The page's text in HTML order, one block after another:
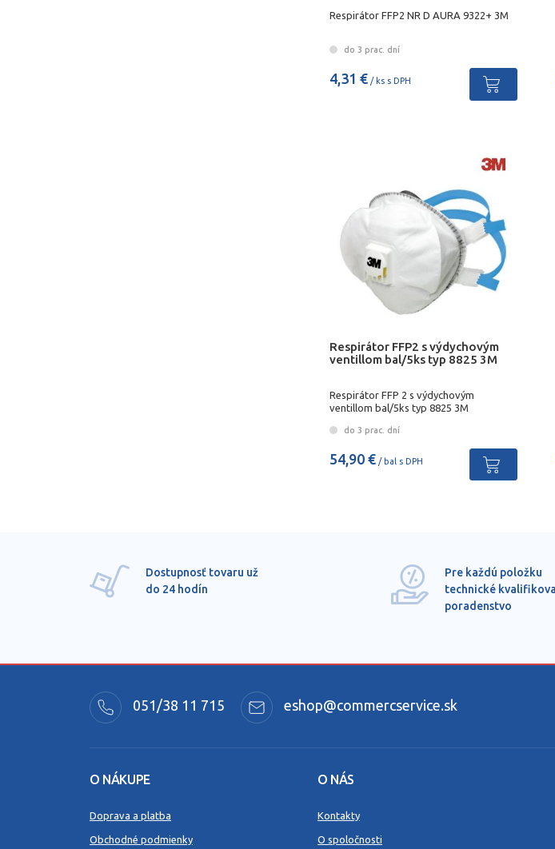
Respirátor FFP2 NR D AURA 9322+ 3M
do 3 prac. dní
4,31 € / ks s DPH
Respirátor FFP2 s výdychovým
ventillom bal/5ks typ 8825 3M
Respirátor FFP 2 s výdychovým
ventillom bal/5ks typ 8825 3M
do 3 prac. dní
54,90 € / bal s DPH
Dostupnosť tovaru už
do 24 hodín
Pre každú položku
technické
poradenstvo
051/38 11 715 eshop@commercservice.sk
O NÁKUPE
Doprava a platba
Obchodné podmienky
O NÁS
Kontakty
O spoločnosti